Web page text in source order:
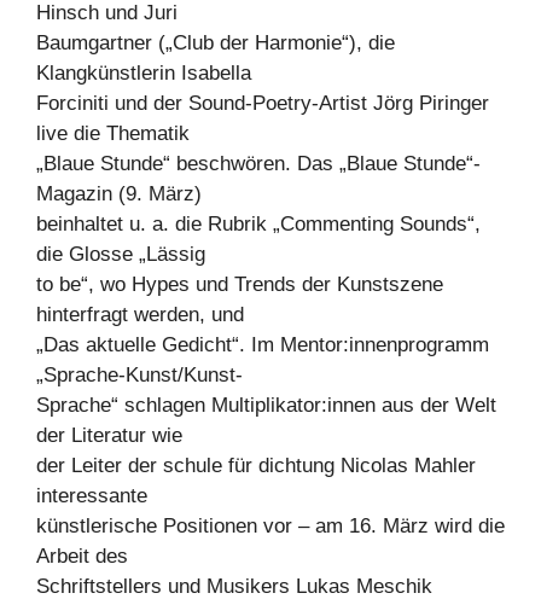
Hinsch und Juri
Baumgartner („Club der Harmonie“), die
Klangkünstlerin Isabella
Forciniti und der Sound-Poetry-Artist Jörg Piringer
live die Thematik
„Blaue Stunde“ beschwören. Das „Blaue Stunde“-
Magazin (9. März)
beinhaltet u. a. die Rubrik „Commenting Sounds“,
die Glosse „Lässig
to be“, wo Hypes und Trends der Kunstszene
hinterfragt werden, und
„Das aktuelle Gedicht“. Im Mentor:innenprogramm
„Sprache-Kunst/Kunst-
Sprache“ schlagen Multiplikator:innen aus der Welt
der Literatur wie
der Leiter der schule für dichtung Nicolas Mahler
interessante
künstlerische Positionen vor – am 16. März wird die
Arbeit des
Schriftstellers und Musikers Lukas Meschik